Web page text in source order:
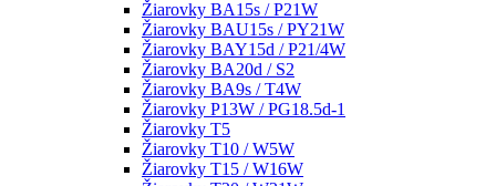
Žiarovky BA15s / P21W
Žiarovky BAU15s / PY21W
Žiarovky BAY15d / P21/4W
Žiarovky BA20d / S2
Žiarovky BA9s / T4W
Žiarovky P13W / PG18.5d-1
Žiarovky T5
Žiarovky T10 / W5W
Žiarovky T15 / W16W